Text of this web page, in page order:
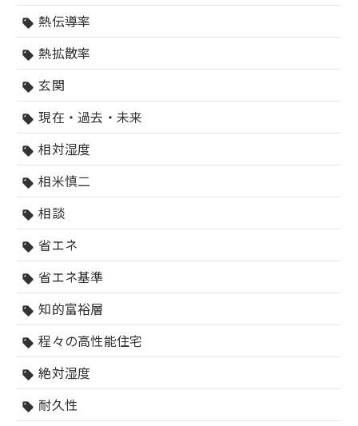
sell 熱伝導率
sell 熱拡散率
sell 玄関
sell 現在・過去・未来
sell 相対湿度
sell 相米慎二
sell 相談
sell 省エネ
sell 省エネ基準
sell 知的富裕層
sell 程々の高性能住宅
sell 絶対湿度
sell 耐久性